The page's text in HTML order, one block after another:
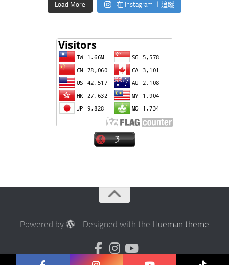
Load More 在 Instagram 上追蹤
Powered by - Designed with the Hueman theme